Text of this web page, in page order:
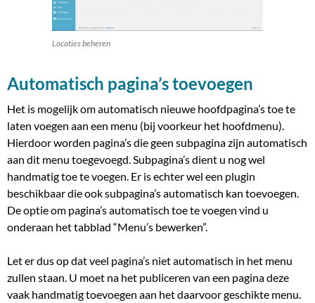
Locaties beheren
Automatisch pagina’s toevoegen
Het is mogelijk om automatisch nieuwe hoofdpagina’s toe te
laten voegen aan een menu (bij voorkeur het hoofdmenu).
Hierdoor worden pagina’s die geen subpagina zijn automatisch
aan dit menu toegevoegd. Subpagina’s dient u nog wel
handmatig toe te voegen. Er is echter wel een plugin
beschikbaar die ook subpagina’s automatisch kan toevoegen.
De optie om pagina’s automatisch toe te voegen vind u
onderaan het tabblad “Menu’s bewerken”.
Let er dus op dat veel pagina’s niet automatisch in het menu
zullen staan. U moet na het publiceren van een pagina deze
vaak handmatig toevoegen aan het daarvoor geschikte menu.